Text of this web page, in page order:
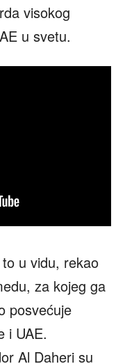
visokog
u svetu.
u vidu, rekao
za kojeg ga
posvećuje
i UAE.
Al Daheri su